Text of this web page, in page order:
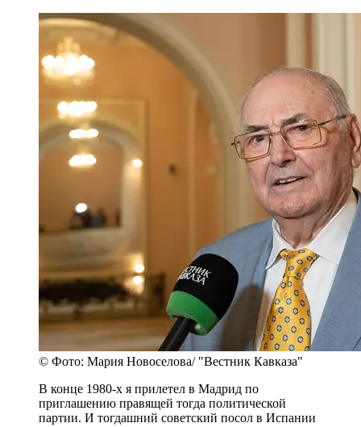
© Фото: Мария Новоселова/ "Вестник Кавказа"
В конце 1980-х я прилетел в Мадрид по
приглашению правящей тогда политической
партии. И тогдашний советский посол в Испании